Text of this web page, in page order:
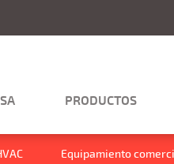
PRODUCTOS
Equipamiento